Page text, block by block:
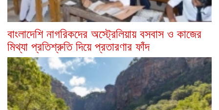
বাংলাদেশি নাগরিকদের অস্ট্রেলিয়ায় বসবাস ও কাজের
মিথ্যা প্রতিশ্রুতি দিয়ে প্রতারণার ফাঁদ